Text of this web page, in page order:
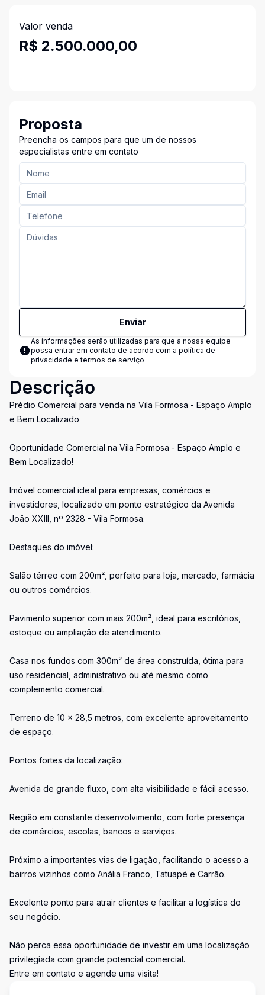
Valor venda
R$ 2.500.000,00
Proposta
Preencha os campos para que um de nossos
especialistas entre em contato
Enviar
As informações serão utilizadas para que a nossa equipe
possa entrar em contato de acordo com a política de
privacidade e termos de serviço
Descrição
Prédio Comercial para venda na Vila Formosa - Espaço Amplo
e Bem Localizado
Oportunidade Comercial na Vila Formosa - Espaço Amplo e
Bem Localizado!
Imóvel comercial ideal para empresas, comércios e
investidores, localizado em ponto estratégico da Avenida
João XXIII, nº 2328 - Vila Formosa.
Destaques do imóvel:
Salão térreo com 200m², perfeito para loja, mercado, farmácia
ou outros comércios.
Pavimento superior com mais 200m², ideal para escritórios,
estoque ou ampliação de atendimento.
Casa nos fundos com 300m² de área construída, ótima para
uso residencial, administrativo ou até mesmo como
complemento comercial.
Terreno de 10 x 28,5 metros, com excelente aproveitamento
de espaço.
Pontos fortes da localização:
Avenida de grande fluxo, com alta visibilidade e fácil acesso.
Região em constante desenvolvimento, com forte presença
de comércios, escolas, bancos e serviços.
Próximo a importantes vias de ligação, facilitando o acesso a
bairros vizinhos como Anália Franco, Tatuapé e Carrão.
Excelente ponto para atrair clientes e facilitar a logística do
seu negócio.
Não perca essa oportunidade de investir em uma localização
privilegiada com grande potencial comercial.
Entre em contato e agende uma visita!